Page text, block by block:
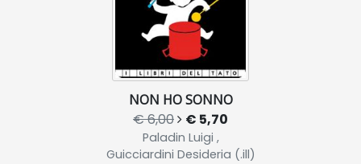
NON HO SONNO
€ 6,00 € 5,70
Paladin Luigi ,
Guicciardini Desideria (.ill)